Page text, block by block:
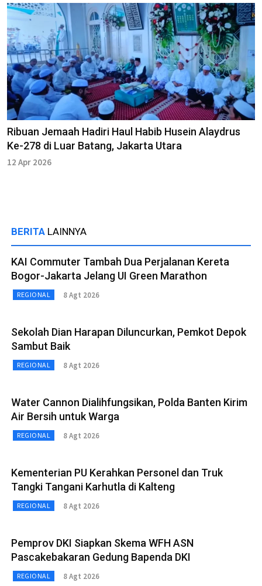
Ribuan Jemaah Hadiri Haul Habib Husein Alaydrus
Ke-278 di Luar Batang, Jakarta Utara
12 Apr 2026
BERITA LAINNYA
KAI Commuter Tambah Dua Perjalanan Kereta
Bogor-Jakarta Jelang UI Green Marathon
REGIONAL 8 Agt 2026
Sekolah Dian Harapan Diluncurkan, Pemkot Depok
Sambut Baik
REGIONAL 8 Agt 2026
Water Cannon Dialihfungsikan, Polda Banten Kirim
Air Bersih untuk Warga
REGIONAL 8 Agt 2026
Kementerian PU Kerahkan Personel dan Truk
Tangki Tangani Karhutla di Kalteng
REGIONAL 8 Agt 2026
Pemprov DKI Siapkan Skema WFH ASN
Pascakebakaran Gedung Bapenda DKI
REGIONAL 8 Agt 2026